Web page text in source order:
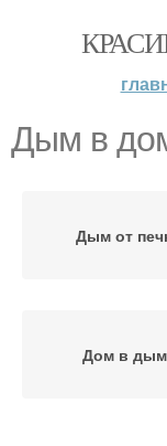
Дым в
Дым от
Дом в